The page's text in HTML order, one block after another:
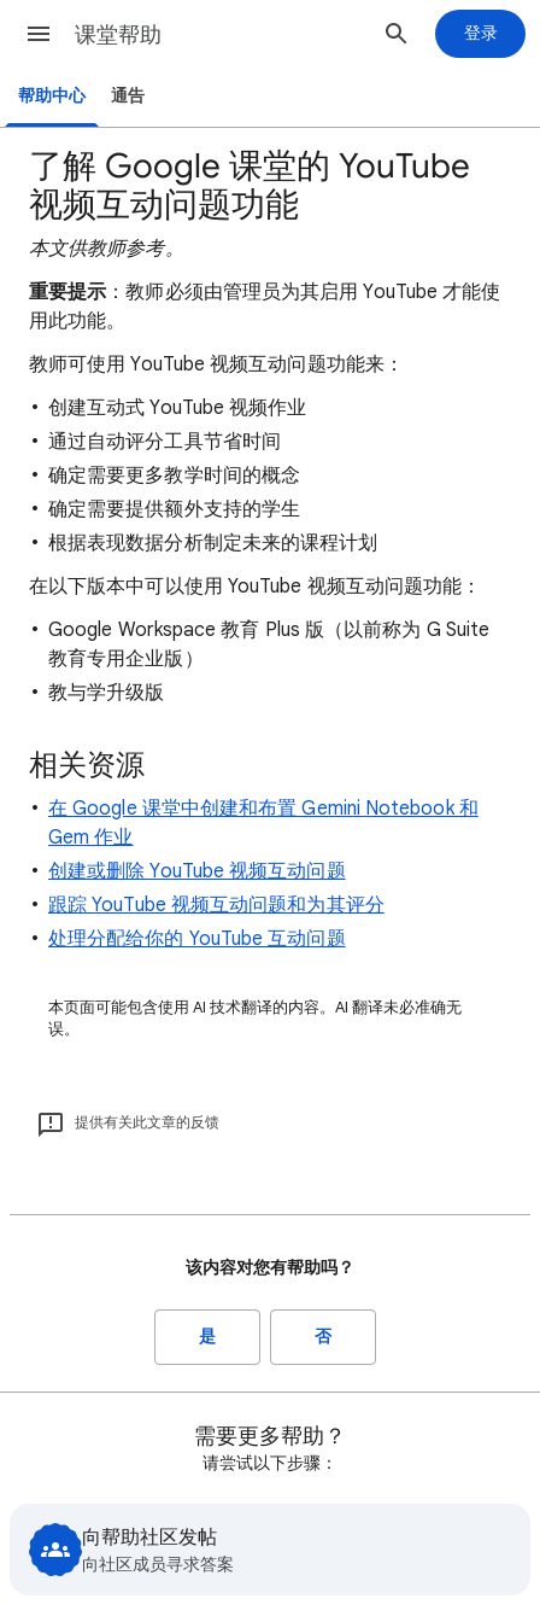
课堂帮助 登录
帮助中心 通告
了解 Google 课堂的 YouTube
视频互动问题功能
本文供教师参考。
重要提示 ：教师必须由管理员为其启用 YouTube 才能使
用此功能。
教师可使用 YouTube 视频互动问题功能来：
创建互动式 YouTube 视频作业
通过自动评分工具节省时间
确定需要更多教学时间的概念
确定需要提供额外支持的学生
根据表现数据分析制定未来的课程计划
在以下版本中可以使用 YouTube 视频互动问题功能：
Google Workspace 教育 Plus 版（以前称为 G Suite
教育专用企业版）
教与学升级版
相关资源
在 Google 课堂中创建和布置 Gemini Notebook 和
Gem 作业
创建或删除 YouTube 视频互动问题
跟踪 YouTube 视频互动问题和为其评分
处理分配给你的 YouTube 互动问题
本页面可能包含使用 AI 技术翻译的内容。AI 翻译未必准确无
误。
提供有关此文章的反馈
该内容对您有帮助吗？
是 否
需要更多帮助？
请尝试以下步骤：
向帮助社区发帖
向社区成员寻求答案